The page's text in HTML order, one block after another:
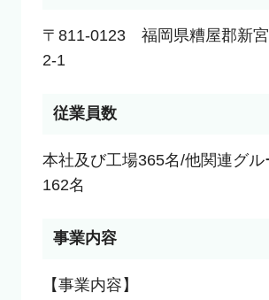
〒811-0123　福岡県糟屋郡新
2-1
従業員数
本社及び工場365名/他関連グル
162名
事業内容
【事業内容】